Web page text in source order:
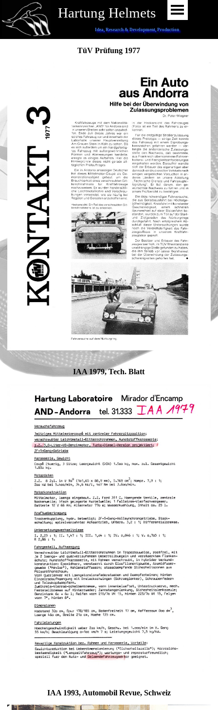
Hartung Helmets
Idea, Research & Development, Production
TüV Prüfung 1977
IAA 1979, Tech. Blatt
IAA 1993, Automobil Revue, Schweiz